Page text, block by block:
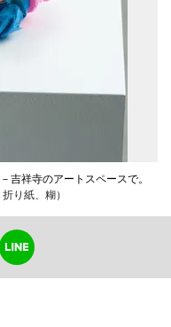
吉祥寺のアートスペースで。
り紙、糊）